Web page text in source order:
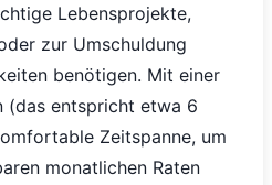
Lebensprojekte,
zur Umschuldung
benötigen. Mit einer
(das entspricht etwa 6
Zeitspanne, um
monatlichen Raten